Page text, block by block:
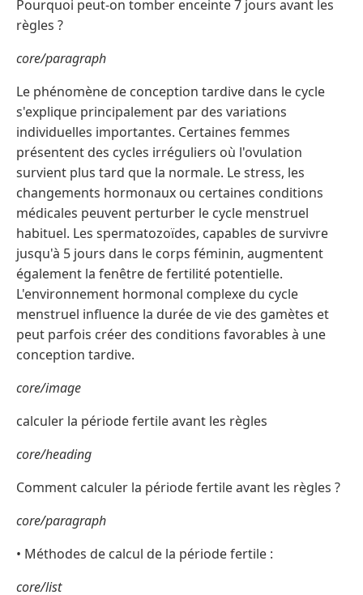
Pourquoi peut-on tomber enceinte 7 jours avant les
règles ?
core/paragraph
Le phénomène de conception tardive dans le cycle
s'explique principalement par des variations
individuelles importantes. Certaines femmes
présentent des cycles irréguliers où l'ovulation
survient plus tard que la normale. Le stress, les
changements hormonaux ou certaines conditions
médicales peuvent perturber le cycle menstruel
habituel. Les spermatozoïdes, capables de survivre
jusqu'à 5 jours dans le corps féminin, augmentent
également la fenêtre de fertilité potentielle.
L'environnement hormonal complexe du cycle
menstruel influence la durée de vie des gamètes et
peut parfois créer des conditions favorables à une
conception tardive.
core/image
calculer la période fertile avant les règles
core/heading
Comment calculer la période fertile avant les règles ?
core/paragraph
• Méthodes de calcul de la période fertile :
core/list